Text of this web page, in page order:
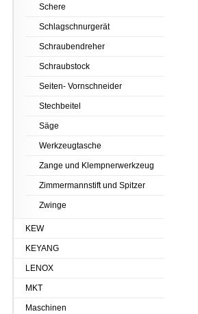
Schere
Schlagschnurgerät
Schraubendreher
Schraubstock
Seiten- Vornschneider
Stechbeitel
Säge
Werkzeugtasche
Zange und Klempnerwerkzeug
Zimmermannstift und Spitzer
Zwinge
KEW
KEYANG
LENOX
MKT
Maschinen